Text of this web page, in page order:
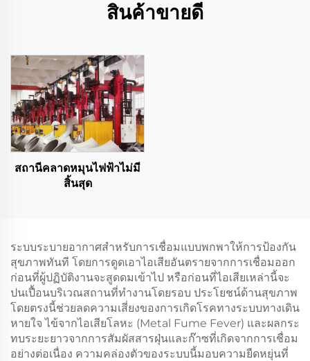
สินค้าขายดี
สถานีคลาดหมุนไฟฟ้าไม่มี
สิ้นสุด
ระบบระบายอากาศสำหรับการเชื่อมแบบพกพาให้การป้องกัน
สุขภาพทันที โดยการดูดเอาไอเสียอันตรายจากการเชื่อมออก
ก่อนที่ผู้ปฏิบัติงานจะสูดดมเข้าไป หรือก่อนที่ไอเสียเหล่านี้จะ
ปนเปื้อนบริเวณสถานที่ทำงานโดยรอบ ประโยชน์ด้านสุขภาพ
โดยตรงนี้ช่วยลดความเสี่ยงของการเกิดโรคทางระบบทางเดิน
หายใจ ไข้จากไอเสียโลหะ (Metal Fume Fever) และผลกระ
ทบระยะยาวจากการสัมผัสสารฝุ่นและก๊าซที่เกิดจากการเชื่อม
อย่างต่อเนื่อง ความคล่องตัวของระบบนี้มอบความยืดหยุ่นที่